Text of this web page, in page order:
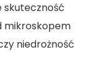
skuteczność
mikroskopem
niedrożność